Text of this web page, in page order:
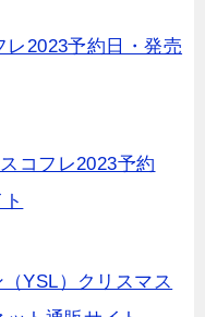
レ2023予約日・発売
コフレ2023予約
YSL）クリスマス